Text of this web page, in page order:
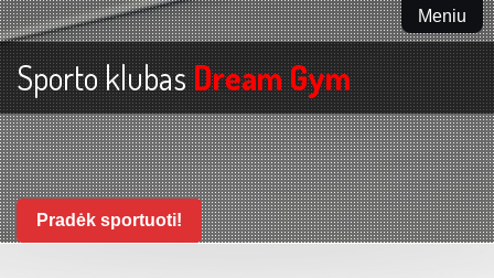
Meniu
Sporto klubasDream Gym
Pradėk sportuoti!